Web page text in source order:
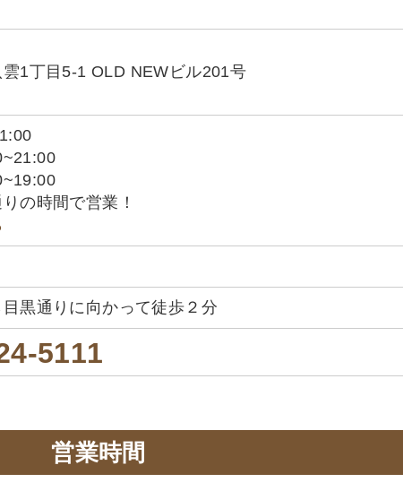
1丁目5-1 OLD NEWビル201号
の時間で営業！
黒通りに向かって徒歩２分
5111
営業時間